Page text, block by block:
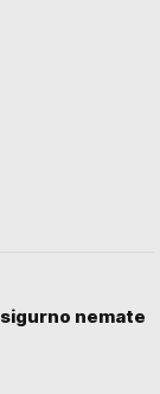
nemate